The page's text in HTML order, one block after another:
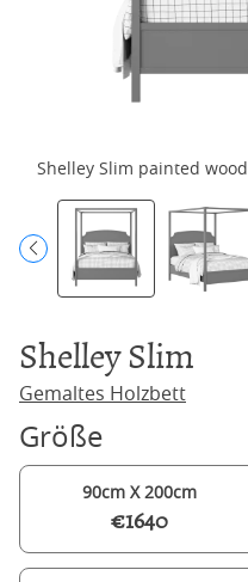
Shelley Slim painted
Shelley Slim
Gemaltes Holzbett
Größe
90cm X 200cm
€1640